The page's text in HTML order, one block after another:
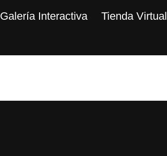
Galería Interactiva Tienda Virtual